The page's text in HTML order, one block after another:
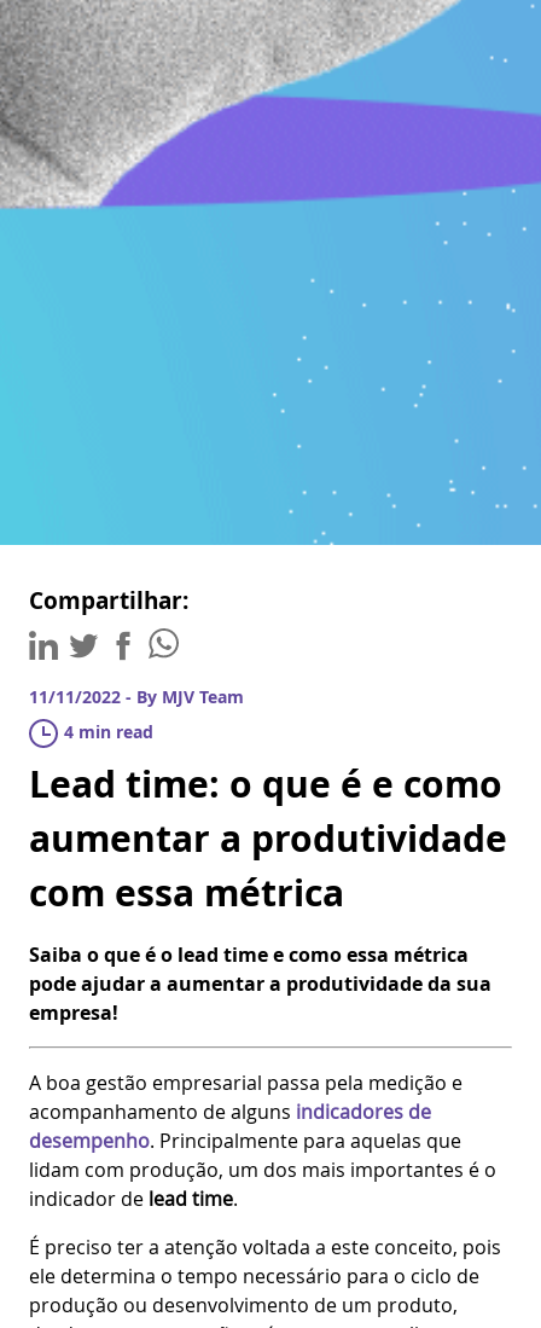
Compartilhar:
11/11/2022 - By MJV Team
4 min read
Lead time: o que é e como
aumentar a produtividade
com essa métrica
Saiba o que é o lead time e como essa métrica
pode ajudar a aumentar a produtividade da sua
empresa!
A boa gestão empresarial passa pela medição e
acompanhamento de alguns indicadores de
desempenho. Principalmente para aquelas que
lidam com produção, um dos mais importantes é o
indicador de lead time.
É preciso ter a atenção voltada a este conceito, pois
ele determina o tempo necessário para o ciclo de
produção ou desenvolvimento de um produto,